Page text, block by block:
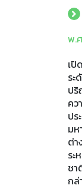
พ.
เปิ
ระ
ปริ
คว
ปร
มห
ต่า
ระ
ชา
กล่